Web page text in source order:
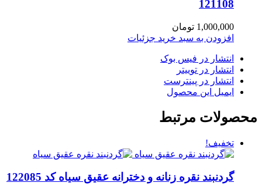
121108
1,000,000 تومان
افزودن به سبد خرید جزئیات
انتشار در فیس بوک
انتشار در توییتر
انتشار در پینترست
ایمیل این محصول
مرتبط
تخفیف!
گردنبند نقره زنانه و دخترانه عقیق سیاه کد 122085